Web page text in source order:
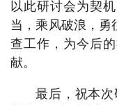
以此研讨会为契
当，乘风破浪，勇
查工作，为今后
献。
最后，祝本